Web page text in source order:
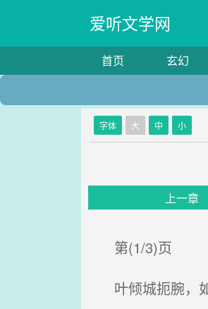
爱听文学网
首页 玄幻
字体 大 中 小
上一章
第(1/3)页
叶倾城扼腕，